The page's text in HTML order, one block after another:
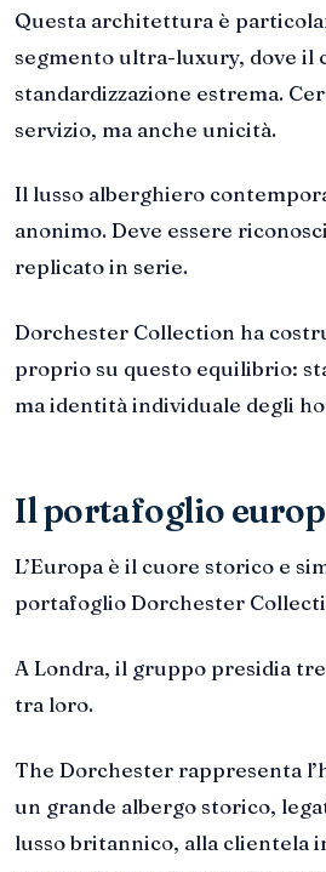
Questa architettura è
segmento ultra-luxury, dove il
standardizzazione estrema.
servizio, ma anche unicità.
Il lusso alberghiero
anonimo. Deve essere
replicato in serie.
Dorchester Collection ha
proprio su questo equilibrio:
ma identità individuale degli
Il portafoglio
L’Europa è il cuore storico e
portafoglio Dorchester
A Londra, il gruppo presidia
tra loro.
The Dorchester rappresenta
un grande albergo storico,
lusso britannico, alla clientela